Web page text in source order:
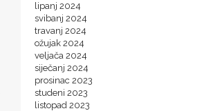
lipanj 2024
svibanj 2024
travanj 2024
ožujak 2024
veljača 2024
siječanj 2024
prosinac 2023
studeni 2023
listopad 2023